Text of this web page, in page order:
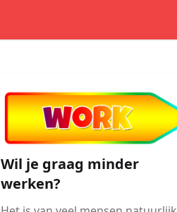
Wil je graag minder
werken?